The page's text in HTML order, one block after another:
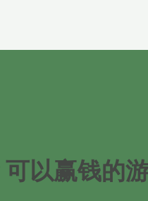
可以赢钱的